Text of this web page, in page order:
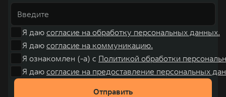
Я даю согласие на обработку персональных данных.
Я даю согласие на коммуникацию.
Я ознакомлен (-а) с Политикой обработки
Я даю согласие на предоставление персональных
Отправить